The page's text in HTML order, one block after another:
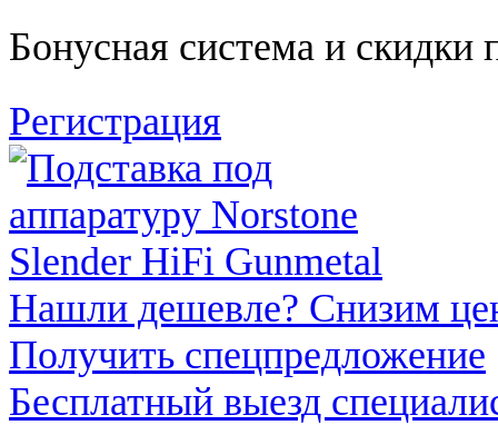
Бонусная система и скидки
Регистрация
Нашли дешевле? Снизим
Получить спецпредложение
Бесплатный выезд